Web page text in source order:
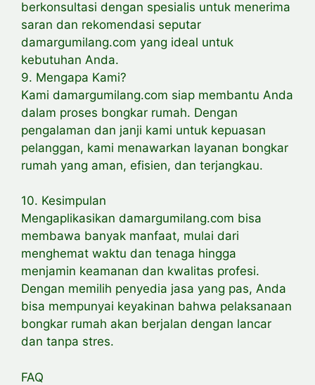
berkonsultasi dengan spesialis untuk menerima
saran dan rekomendasi seputar
damargumilang.com yang ideal untuk
kebutuhan Anda.
9. Mengapa Kami?
Kami damargumilang.com siap membantu Anda
dalam proses bongkar rumah. Dengan
pengalaman dan janji kami untuk kepuasan
pelanggan, kami menawarkan layanan bongkar
rumah yang aman, efisien, dan terjangkau.
10. Kesimpulan
Mengaplikasikan damargumilang.com bisa
membawa banyak manfaat, mulai dari
menghemat waktu dan tenaga hingga
menjamin keamanan dan kwalitas profesi.
Dengan memilih penyedia jasa yang pas, Anda
bisa mempunyai keyakinan bahwa pelaksanaan
bongkar rumah akan berjalan dengan lancar
dan tanpa stres.
FAQ